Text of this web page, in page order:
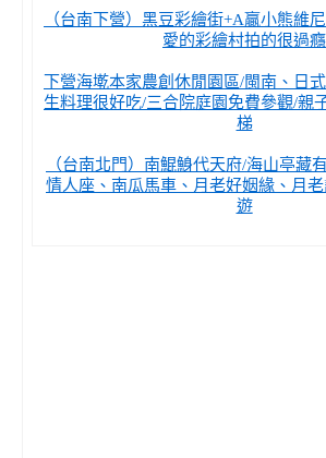
（台南下營）黑豆彩繪街+A贏小熊維
愛的彩繪村拍的很過癮
下營海墘本家農創休閒園區/閩南、日
生料理很好吃/三合院庭園免費參觀/親
梯
（台南北門）南鯤鯓代天府/海山亭藏
情人座、南瓜馬車、月老好姻緣、月
遊